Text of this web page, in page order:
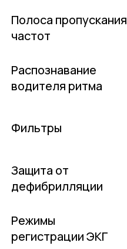
Полоса пропускания
частот
Распознавание
водителя ритма
Фильтры
Защита от
дефибрилляции
Режимы
регистрации ЭКГ